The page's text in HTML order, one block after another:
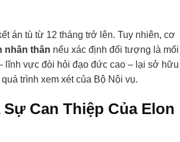
án tù từ 12 tháng trở lên. Tuy nhiên, cơ
nhân thân nếu xác định đối tượng là mối
lĩnh vực đòi hỏi đạo đức cao – lại sở hữu
trình xem xét của Bộ Nội vụ.
Can Thiệp Của Elon